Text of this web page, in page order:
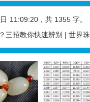
11:09:20 ，共 1355 字。
三招教你快速辨别 | 世界